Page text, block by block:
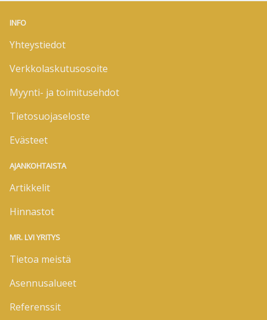
INFO
Yhteystiedot
Verkkolaskutusosoite
Myynti- ja toimitusehdot
Tietosuojaseloste
Evästeet
AJANKOHTAISTA
Artikkelit
Hinnastot
MR. LVI YRITYS
Tietoa meistä
Asennusalueet
Referenssit